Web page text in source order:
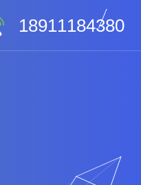
18911184380